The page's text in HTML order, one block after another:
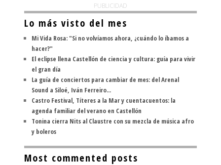
PUBLICIDAD
Lo más visto del mes
Mi Vida Rosa: "Si no volvíamos ahora, ¿cuándo lo íbamos a
hacer?"
El eclipse llena Castellón de ciencia y cultura: guía para vivir
el gran día
La guía de conciertos para cambiar de mes: del Arenal
Sound a Siloé, Iván Ferreiro...
Castro Festival, Títeres a la Mar y cuentacuentos: la
agenda familiar del verano en Castellón
Tonina cierra Nits al Claustre con su mezcla de música afro
y boleros
Most commented posts